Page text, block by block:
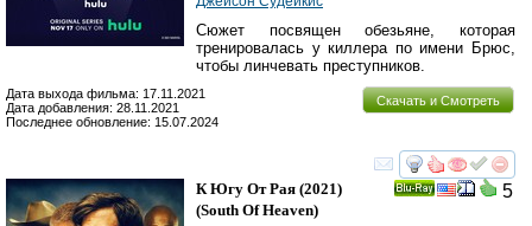
Сюжет посвящен обезьяне, которая
тренировалась у киллера по имени Брюс,
чтобы линчевать преступников.
Скачать и Смотреть
Дата выхода фильма: 17.11.2021
Дата добавления: 28.11.2021
Последнее обновление: 15.07.2024
смотреть
5
К Югу От Рая (2021)
(South Of Heaven)